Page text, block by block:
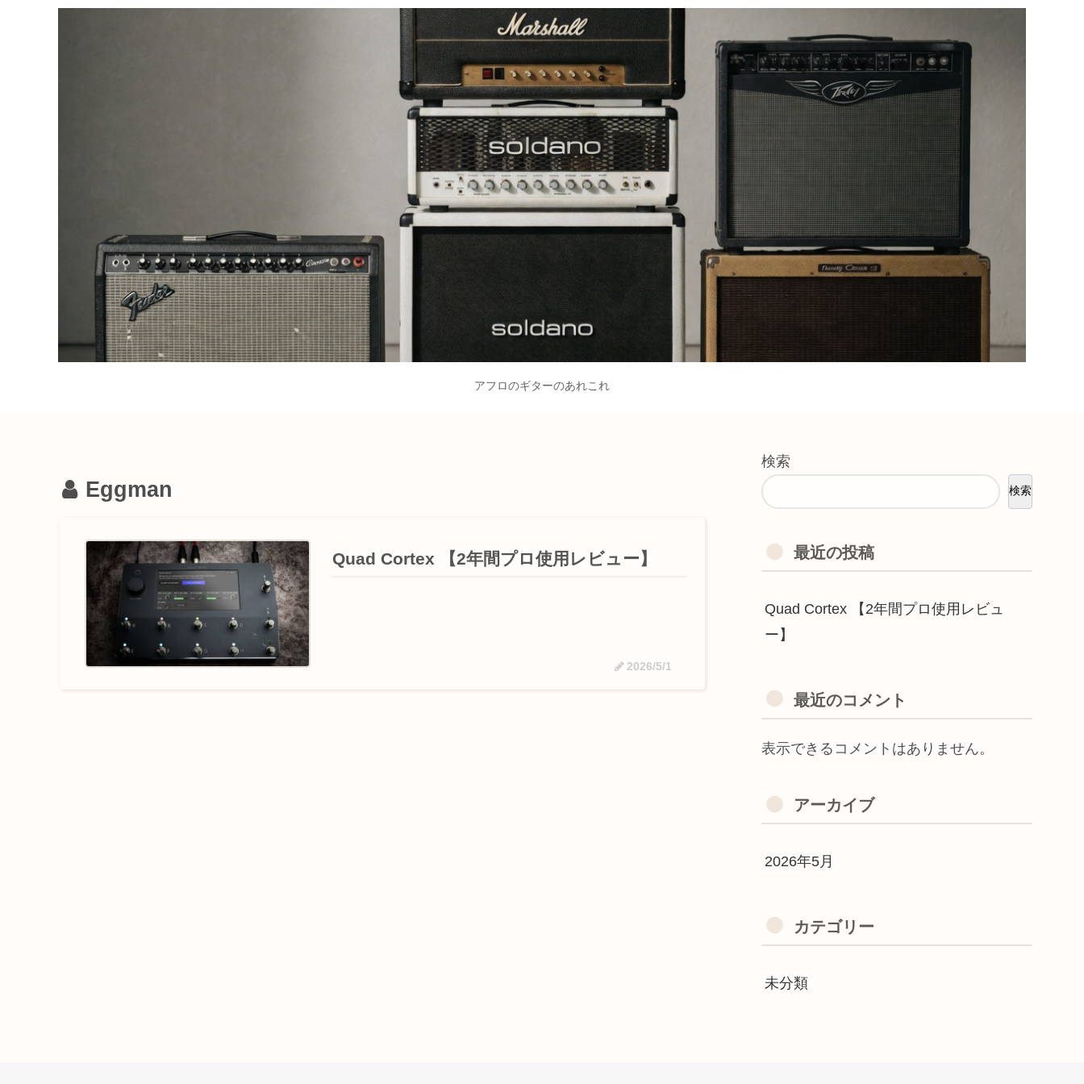
アフロのギターのあれこれ
Eggman
Quad Cortex 【2年間プロ使用レビュー】
2026/5/1
検索
検索
最近の投稿
Quad Cortex 【2年間プロ使用レビュ
ー】
最近のコメント
表示できるコメントはありません。
アーカイブ
2026年5月
カテゴリー
未分類